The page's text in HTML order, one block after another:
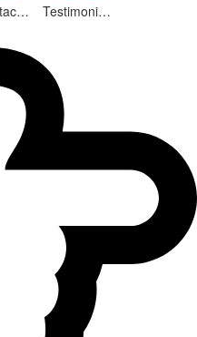
Presentación ¡Nuevas Ediciones! Testimonios Alumnos